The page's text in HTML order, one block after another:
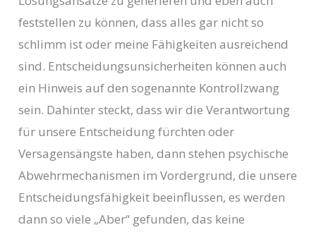
feststellen zu können, dass alles gar nicht so
schlimm ist oder meine Fähigkeiten ausreichend
sind. Entscheidungsunsicherheiten können auch
ein Hinweis auf den sogenannte Kontrollzwang
sein. Dahinter steckt, dass wir die Verantwortung
für unsere Entscheidung fürchten oder
Versagensängste haben, dann stehen psychische
Abwehrmechanismen im Vordergrund, die unsere
Entscheidungsfähigkeit beeinflussen, es werden
dann so viele „Aber“ gefunden, das keine